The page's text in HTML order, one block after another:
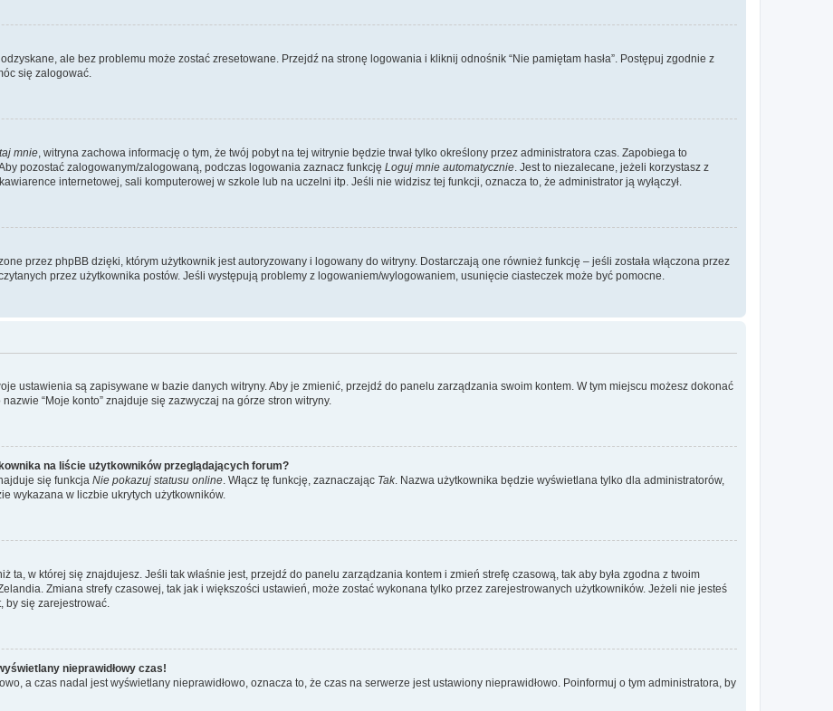
ale bez problemu może zostać zresetowane. Przejdź na stronę logowania i kliknij odnośnik “Nie pamiętam hasła”. Postępuj zgodnie z
się zalogować.
mnie , witryna zachowa informację o tym, że twój pobyt na tej witrynie będzie trwał tylko określony przez administratora czas. Zapobiega to
pozostać zalogowanym/zalogowaną, podczas logowania zaznacz funkcję Loguj mnie automatycznie . Jest to niezalecane, jeżeli korzystasz z
internetowej, sali komputerowej w szkole lub na uczelni itp. Jeśli nie widzisz tej funkcji, oznacza to, że administrator ją wyłączył.
przez phpBB dzięki, którym użytkownik jest autoryzowany i logowany do witryny. Dostarczają one również funkcję – jeśli została włączona przez
przez użytkownika postów. Jeśli występują problemy z logowaniem/wylogowaniem, usunięcie ciasteczek może być pomocne.
ustawienia są zapisywane w bazie danych witryny. Aby je zmienić, przejdź do panelu zarządzania swoim kontem. W tym miejscu możesz dokonać
“Moje konto” znajduje się zazwyczaj na górze stron witryny.
na liście użytkowników przeglądających forum?
się funkcja Nie pokazuj statusu online . Włącz tę funkcję, zaznaczając Tak. Nazwa użytkownika będzie wyświetlana tylko dla administratorów,
wykazana w liczbie ukrytych użytkowników.
ta, w której się znajdujesz. Jeśli tak właśnie jest, przejdź do panelu zarządzania kontem i zmień strefę czasową, tak aby była zgodna z twoim
Zmiana strefy czasowej, tak jak i większości ustawień, może zostać wykonana tylko przez zarejestrowanych użytkowników. Jeżeli nie jesteś
by się zarejestrować.
nieprawidłowy czas!
a czas nadal jest wyświetlany nieprawidłowo, oznacza to, że czas na serwerze jest ustawiony nieprawidłowo. Poinformuj o tym administratora, by